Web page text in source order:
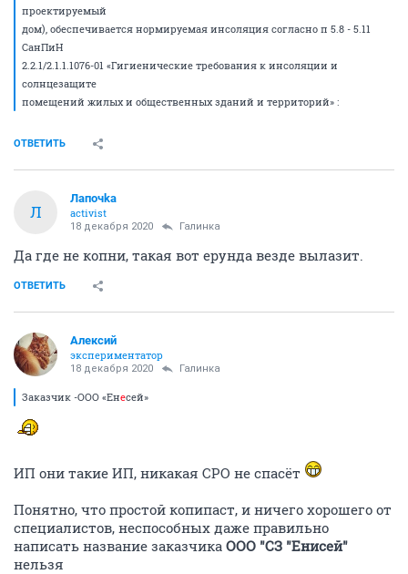
проектируемый
дом), обеспечивается нормируемая инсоляция согласно п 5.8 - 5.11
СанПиН
2.2.1/2.1.1.1076-01 «Гигиенические требования к инсоляции и
солнцезащите
помещений жилых и общественных зданий и территорий» :
ОТВЕТИТЬ
Л
Лапочkа
activist
18 декабря 2020 Галинка
Да где не копни, такая вот ерунда везде вылазит.
ОТВЕТИТЬ
Алексий
экспериментатор
18 декабря 2020 Галинка
Заказчик -ООО «Енесей»
ИП они такие ИП, никакая СРО не спасёт
Понятно, что простой копипаст, и ничего хорошего от
специалистов, неспособных даже правильно
написать название заказчика ООО "СЗ "Енисей"
нельзя